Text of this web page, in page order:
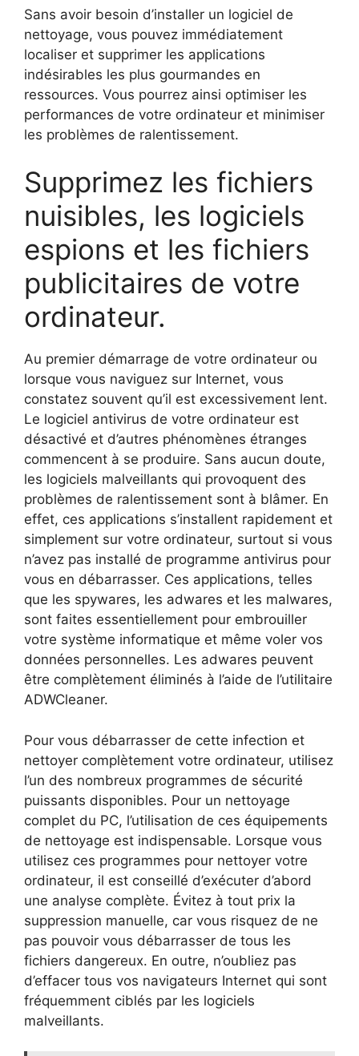
Sans avoir besoin d’installer un logiciel de
nettoyage, vous pouvez immédiatement
localiser et supprimer les applications
indésirables les plus gourmandes en
ressources. Vous pourrez ainsi optimiser les
performances de votre ordinateur et minimiser
les problèmes de ralentissement.
Supprimez les fichiers
nuisibles, les logiciels
espions et les fichiers
publicitaires de votre
ordinateur.
Au premier démarrage de votre ordinateur ou
lorsque vous naviguez sur Internet, vous
constatez souvent qu’il est excessivement lent.
Le logiciel antivirus de votre ordinateur est
désactivé et d’autres phénomènes étranges
commencent à se produire. Sans aucun doute,
les logiciels malveillants qui provoquent des
problèmes de ralentissement sont à blâmer. En
effet, ces applications s’installent rapidement et
simplement sur votre ordinateur, surtout si vous
n’avez pas installé de programme antivirus pour
vous en débarrasser. Ces applications, telles
que les spywares, les adwares et les malwares,
sont faites essentiellement pour embrouiller
votre système informatique et même voler vos
données personnelles. Les adwares peuvent
être complètement éliminés à l’aide de l’utilitaire
ADWCleaner.
Pour vous débarrasser de cette infection et
nettoyer complètement votre ordinateur, utilisez
l’un des nombreux programmes de sécurité
puissants disponibles. Pour un nettoyage
complet du PC, l’utilisation de ces équipements
de nettoyage est indispensable. Lorsque vous
utilisez ces programmes pour nettoyer votre
ordinateur, il est conseillé d’exécuter d’abord
une analyse complète. Évitez à tout prix la
suppression manuelle, car vous risquez de ne
pas pouvoir vous débarrasser de tous les
fichiers dangereux. En outre, n’oubliez pas
d’effacer tous vos navigateurs Internet qui sont
fréquemment ciblés par les logiciels
malveillants.